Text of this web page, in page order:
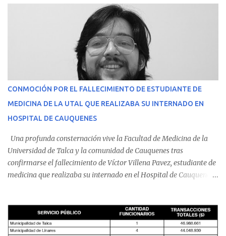
CONMOCIÓN POR EL FALLECIMIENTO DE ESTUDIANTE DE
MEDICINA DE LA UTAL QUE REALIZABA SU INTERNADO EN
HOSPITAL DE CAUQUENES
Una profunda consternación vive la Facultad de Medicina de la
Universidad de Talca y la comunidad de Cauquenes tras
confirmarse el fallecimiento de Víctor Villena Pavez, estudiante de
medicina que realizaba su internado en el Hospital de Cauquenes.
malestares físicos. Dada la complejidad de su estado de salud, el
equipo médico determinó su traslado de urgencia al Hospital